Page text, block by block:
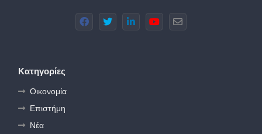
Κατηγορίες
Οικονομία
Επιστήμη
Νέα